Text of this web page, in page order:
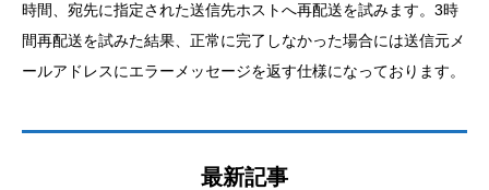
時間、宛先に指定された送信先ホストへ再配送を試みます。3時
間再配送を試みた結果、正常に完了しなかった場合には送信元メ
ールアドレスにエラーメッセージを返す仕様になっております。
最新記事